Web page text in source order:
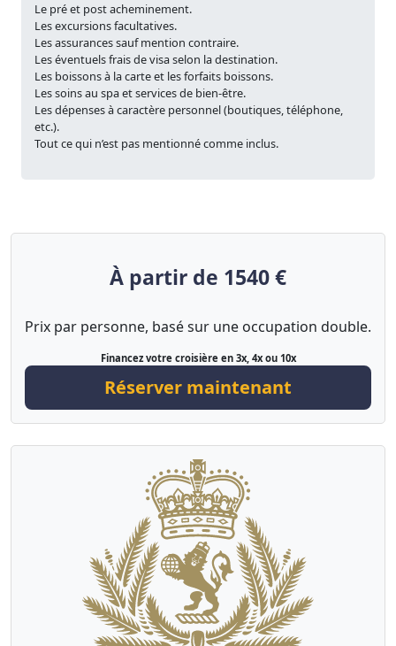
Le pré et post acheminement.
Les excursions facultatives.
Les assurances sauf mention contraire.
Les éventuels frais de visa selon la destination.
Les boissons à la carte et les forfaits boissons.
Les soins au spa et services de bien-être.
Les dépenses à caractère personnel (boutiques, téléphone,
etc.).
Tout ce qui n’est pas mentionné comme inclus.
À partir de 1540 €
Prix par personne, basé sur une occupation double.
Financez votre croisière en 3x, 4x ou 10x
Réserver maintenant